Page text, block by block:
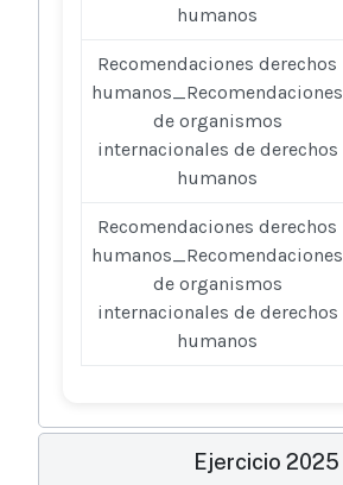
humanos
Recomendaciones derechos
humanos_Recomendaciones
de organismos
internacionales de derechos
humanos
Recomendaciones derechos
humanos_Recomendaciones
de organismos
internacionales de derechos
humanos
Ejercicio 2025